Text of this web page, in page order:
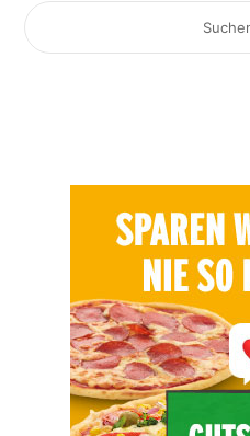
SUCHEN